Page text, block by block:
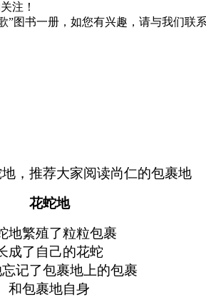
注！
图书一册，如您有兴趣，请与我们联
，推荐大家阅读尚仁的包裹地
花蛇地
地繁殖了粒粒包裹
成了自己的花蛇
记了包裹地上的包裹
和包裹地自身